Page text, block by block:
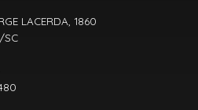
LACERDA, 1860
SC